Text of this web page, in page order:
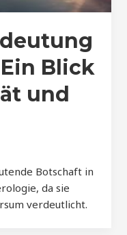
Ein Blick
und
Botschaft in
da sie
verdeutlicht.